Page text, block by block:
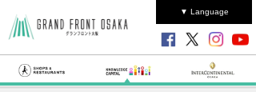
▼ Language